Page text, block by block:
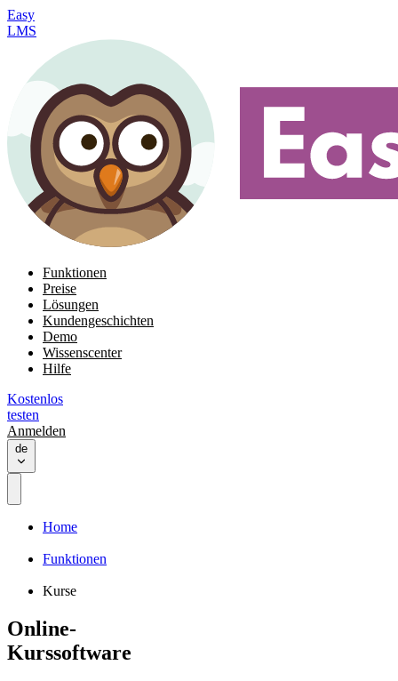
Easy
LMS
Funktionen
Preise
Lösungen
Kundengeschichten
Demo
Wissenscenter
Hilfe
Kostenlos
testen
Anmelden
de
Home
Funktionen
Kurse
Online-
Kurssoftware